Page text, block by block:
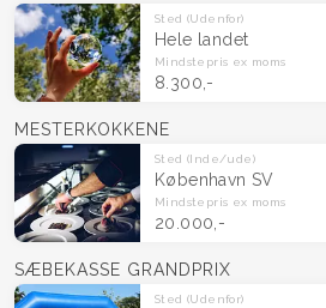
Sted (Udenfor)
Hele landet
Mindstepris ex moms
8.300,-
MESTERKOKKENE
Sted (Inde/ude)
København SV
Mindstepris ex moms
20.000,-
SÆBEKASSE GRANDPRIX
Sted (Udenfor)